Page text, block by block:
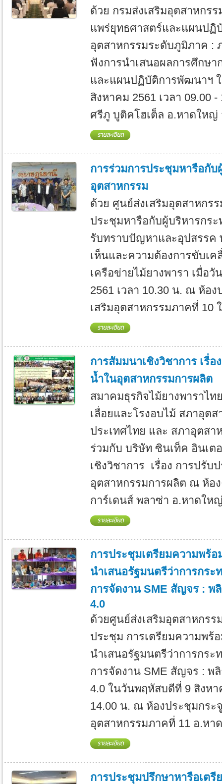
ด้วย กรมส่งเสริมอุตสาหกร
แพร่ยุทธศาสตร์และแผนป
อุตสาหกรรมระดับภูมิภาค :
ฟังการนำเสนอผลการศึกษ
และแผนปฏิบัติการพัฒนาฯ
สิงหาคม 2561 เวลา 09.00
ศรีภู บูติคโฮเต็ล อ.หาดใหญ่
การร่วมการประชุมหารือกับ
อุตสาหกรรม
ด้วย ศูนย์ส่งเสริมอุตสาหกร
ประชุมหารือกับผู้บริหารกระ
รับทราบปัญหาและอุปสรรค
เห็นและความต้องการขับเ
เครือข่ายไม้ยางพารา เมื่อ
2561 เวลา 10.30 น. ณ ห้อ
เสริมอุตสาหกรรมภาคที่ 10
การสัมมนาเชิงวิชาการ เรื่
น้ำในอุตสาหกรรมการผลิต
สมาคมธุรกิจไม้ยางพาราไท
เลื่อยและโรงอบไม้ สภาอุต
ประเทศไทย และ สภาอุตสา
ร่วมกับ บริษัท ซินเท็ค อินเต
เชิงวิชาการ เรื่อง การปรั
อุตสาหกรรมการผลิต ณ ห้อ
การ์เดนส์ พลาซ่า อ.หาดให
การประชุมเตรียมความพร้อ
นำเสนอรัฐมนตรีว่าการกระ
การจัดงาน SME สัญจร : พ
4.0
ด้วยศูนย์ส่งเสริมอุตสาหกร
ประชุม การเตรียมความพร้
นำเสนอรัฐมนตรีว่าการกระ
การจัดงาน SME สัญจร : พ
4.0 ในวันพฤหัสบดีที่ 9 สิงหา
14.00 น. ณ ห้องประชุมกระ
อุตสาหกรรมภาคที่ 11 อ.หา
การประชุมปรึกษาหารือเตรี